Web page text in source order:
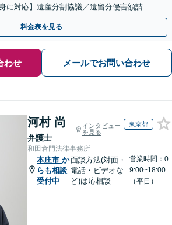
に対応】遺産分割協議／遺留分侵害額請求
【40分相談無料】【渋谷駅3分】
料金表を見る
わせ メールでお問い合わせ
河村 尚
弁護士
インタビュー
を見る
東京都
和田倉門法律事務所
本庄市 か
らも相談
受付中
面談方法(対面・
電話・ビデオな
ど)は応相談
営業時間：0
9:00~18:00
（平日）